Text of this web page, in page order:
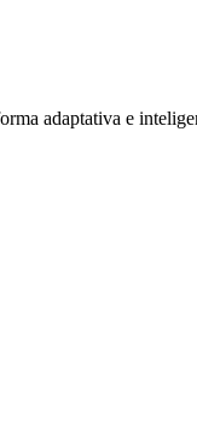
adaptativa e